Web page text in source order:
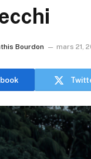
Bourdon mars 21,